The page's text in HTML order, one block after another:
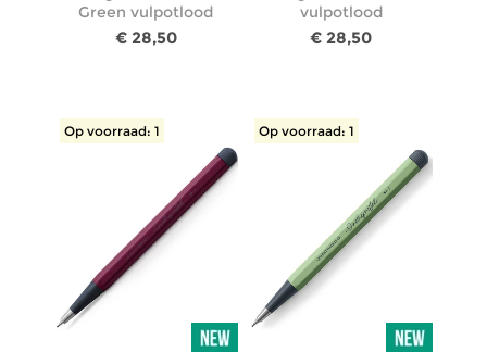
Green vulpotlood
€ 28,50
vulpotlood
€ 28,50
Op voorraad: 1 Op voorraad: 1